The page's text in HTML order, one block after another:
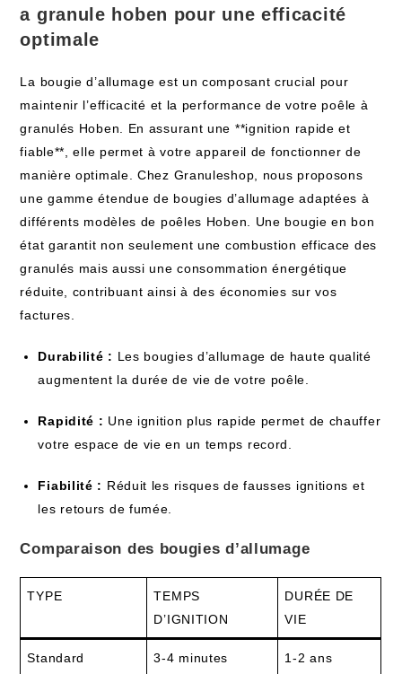
a granule hoben pour une efficacité
optimale
La bougie d’allumage est un composant crucial pour
maintenir l’efficacité et la performance de votre poêle à
granulés Hoben. En assurant une **ignition rapide et
fiable**, elle permet à votre appareil de fonctionner de
manière optimale. Chez Granuleshop, nous proposons
une gamme étendue de bougies d’allumage adaptées à
différents modèles de poêles Hoben. Une bougie en bon
état garantit non seulement une combustion efficace des
granulés mais aussi une consommation énergétique
réduite, contribuant ainsi à des économies sur vos
factures.
Durabilité : Les bougies d’allumage de haute qualité
augmentent la durée de vie de votre poêle.
Rapidité : Une ignition plus rapide permet de chauffer
votre espace de vie en un temps record.
Fiabilité : Réduit les risques de fausses ignitions et
les retours de fumée.
Comparaison des bougies d’allumage
TYPE
TEMPS
D’IGNITION
DURÉE DE
VIE
Standard 3-4 minutes 1-2 ans